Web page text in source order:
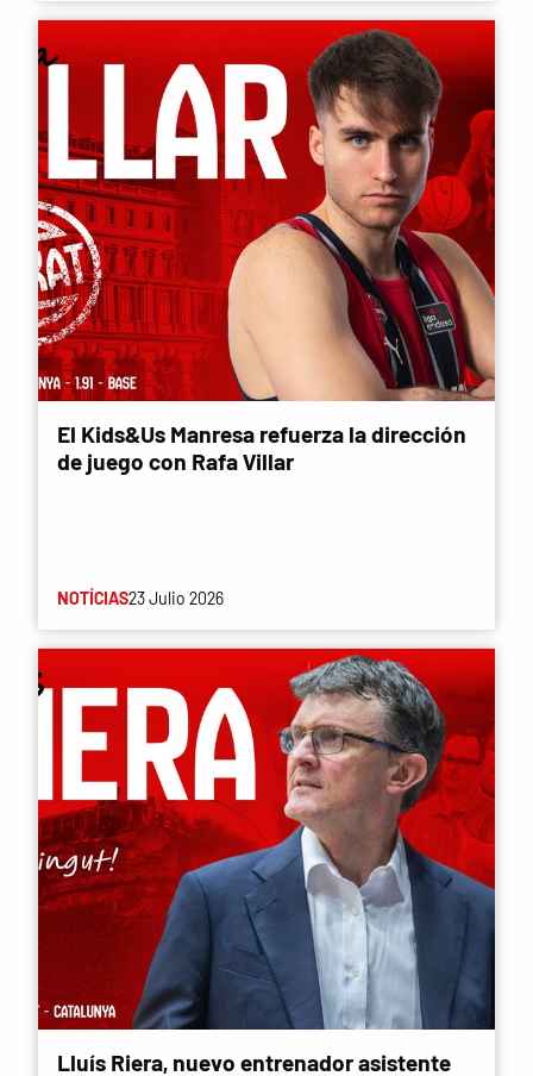
El Kids&Us Manresa refuerza la dirección
de juego con Rafa Villar
NOTÍCIAS23 Julio 2026
Lluís Riera, nuevo entrenador asistente